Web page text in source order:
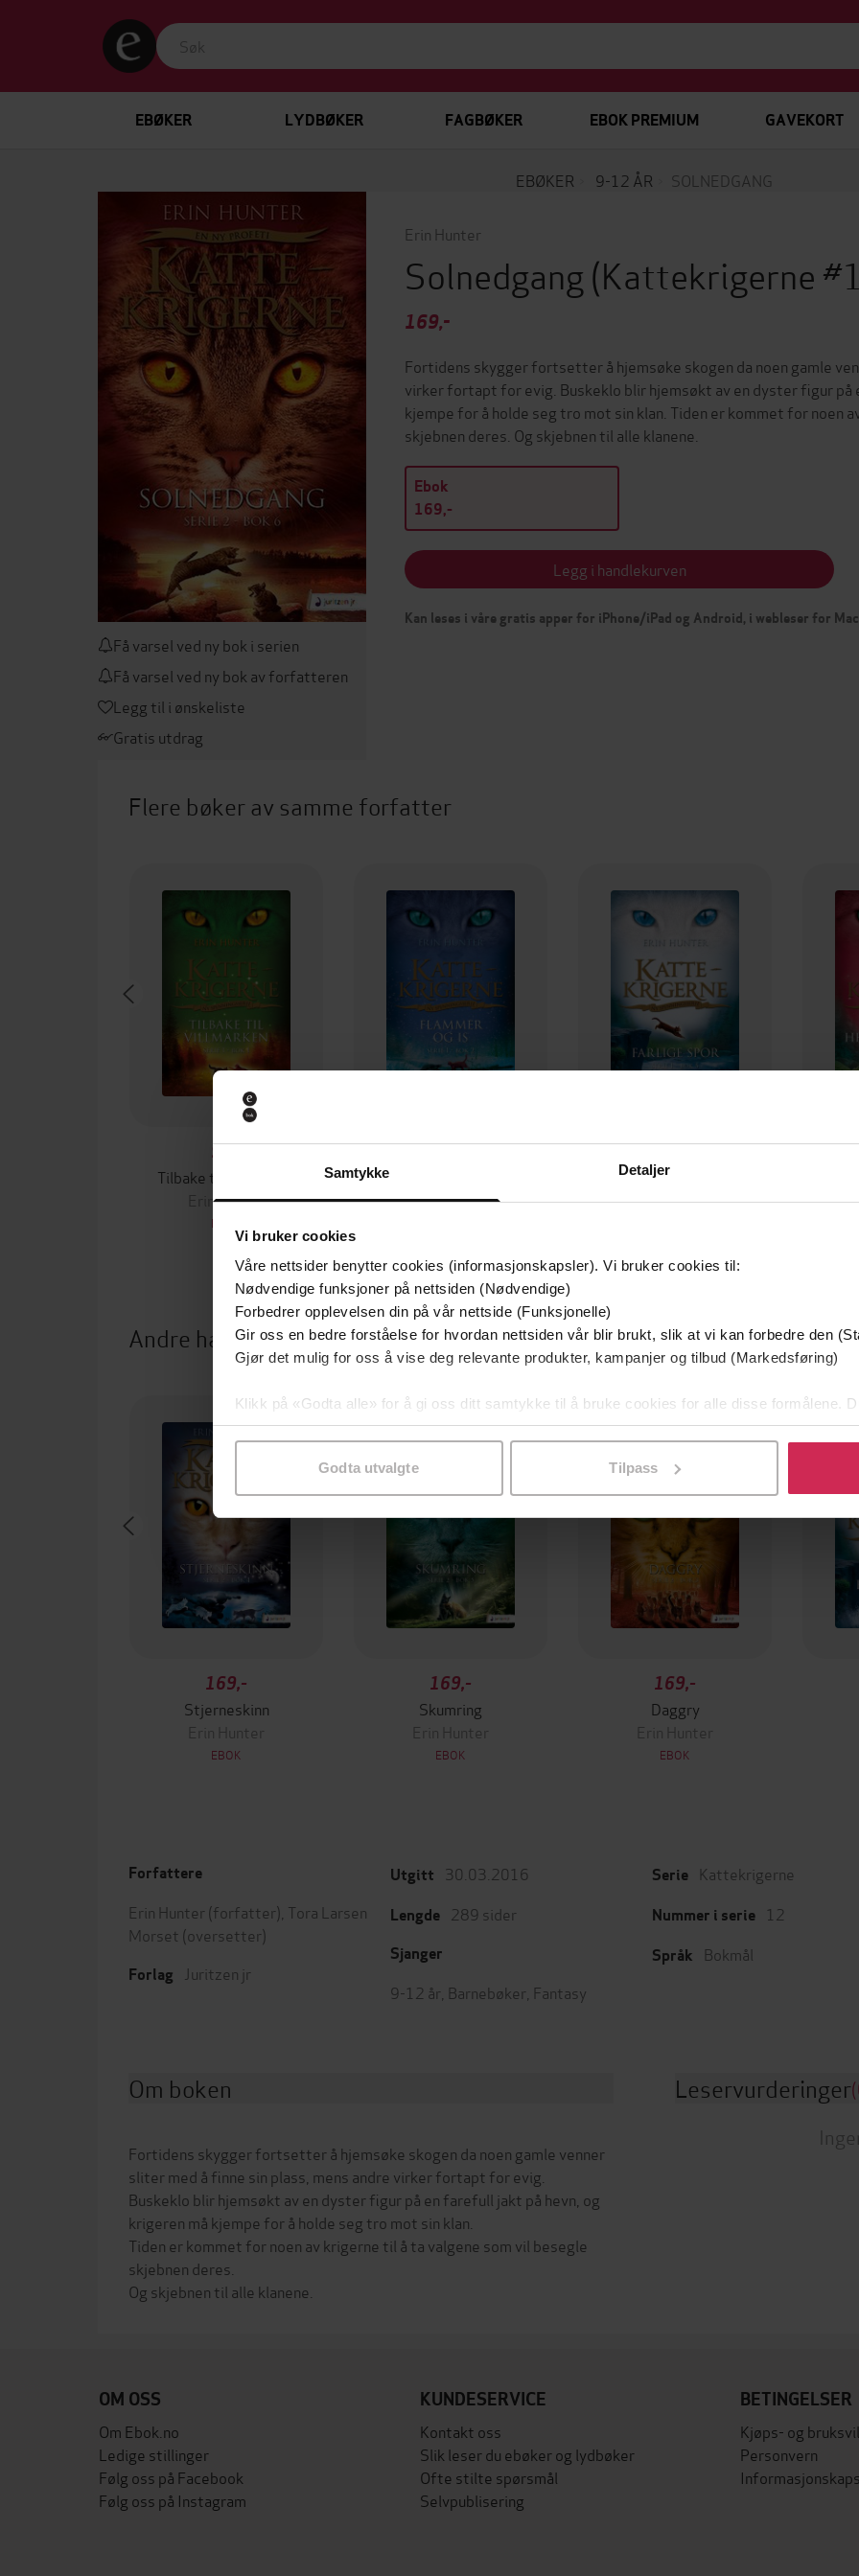
Samtykke Detaljer
Vi bruker cookies
Våre nettsider benytter cookies (informasjonskapsler). Vi bruker cookies til:
Nødvendige funksjoner på nettsiden (Nødvendige)
Forbedrer opplevelsen din på vår nettside (Funksjonelle)
Gir oss en bedre forståelse for hvordan nettsiden vår blir brukt, slik at vi kan forbedre den
Gjør det mulig for oss å vise deg relevante produkter, kampanjer og tilbud (Markedsføring)
Klikk på «Godta alle» for å gi oss ditt samtykke til å bruke cookies for alle disse formålene.
samtykke til spesifikke formål ved å klikke på «Tilpass». Du kan når som helst trekke
Godta utvalgte Tilpass
EBØKER LYDBØKER FAGBØKER EBOK PREMIUM GAVEKORT
EBØKER 9-12 ÅR SOLNEDGANG
Få varsel ved ny bok i serien
Få varsel ved ny bok av forfatteren
Legg til i ønskeliste
Gratis utdrag
Erin Hunter
Solnedgang(Kattekrigerne
169,-
Fortidens skygger fortsetter å hjemsøke skogen da noen gamle
virker fortapt for evig. Buskeklo blir hjemsøkt av en dyster figur på
kjempe for å holde seg tro mot sin klan. Tiden er kommet for noen
skjebnen deres. Og skjebnen til alle klanene.
Ebok
169,-
Legg i handlekurven
Kan leses i våre gratis apper for iPhone/iPad og Android, i webleser for
Flere bøker av samme forfatter
99,-
Tilbake til villmarken
Erin Hunter
EBOK
99,-
Erin Hunter
169,-
Farlige spor
Erin Hunter
Andre har også kjøpt
169,-
Stjerneskinn
Erin Hunter
EBOK
169,-
Skumring
Erin Hunter
EBOK
169,-
Daggry
Erin Hunter
EBOK
Forfattere
Erin Hunter (forfatter), Tora Larsen
Morset (oversetter)
Forlag Juritzen jr
Utgitt 30.03.2016
Lengde 289 sider
Sjanger
9-12 år Barnebøker Fantasy
Serie Kattekrigerne
Nummer i serie 12
Språk Bokmål
Om boken
Fortidens skygger fortsetter å hjemsøke skogen da noen gamle venner
sliter med å finne sin plass, mens andre virker fortapt for evig.
Buskeklo blir hjemsøkt av en dyster figur på en farefull jakt på hevn, og
krigeren må kjempe for å holde seg tro mot sin klan.
Tiden er kommet for noen av krigerne til å ta valgene som vil besegle
skjebnen deres.
Leservurderinger
OM OSS
Om Ebok.no
Ledige stillinger
Følg oss på Facebook
Følg oss på Instagram
KUNDESERVICE
Kontakt oss
Slik leser du ebøker og lydbøker
Ofte stilte spørsmål
Selvpublisering
BETINGELSER
Kjøps- og
Personvern